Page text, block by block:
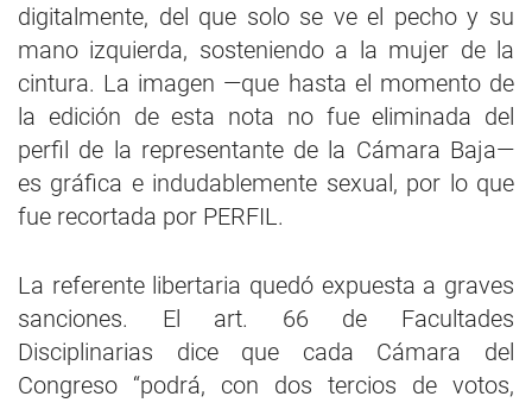
digitalmente, del que solo se ve el pecho y su
mano izquierda, sosteniendo a la mujer de la
cintura. La imagen —que hasta el momento de
la edición de esta nota no fue eliminada del
perfil de la representante de la Cámara Baja—
es gráfica e indudablemente sexual, por lo que
fue recortada por PERFIL.
La referente libertaria quedó expuesta a graves
sanciones. El art. 66 de Facultades
Disciplinarias dice que cada Cámara del
Congreso “podrá, con dos tercios de votos,